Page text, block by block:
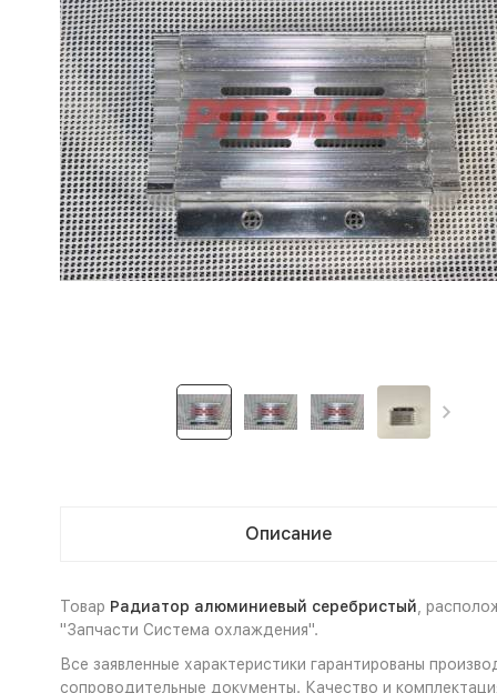
Описание
Товар Радиатор алюминиевый серебристый ,
"Запчасти Система охлаждения".
Все заявленные характеристики гарантированы
сопроводительные документы. Качество и